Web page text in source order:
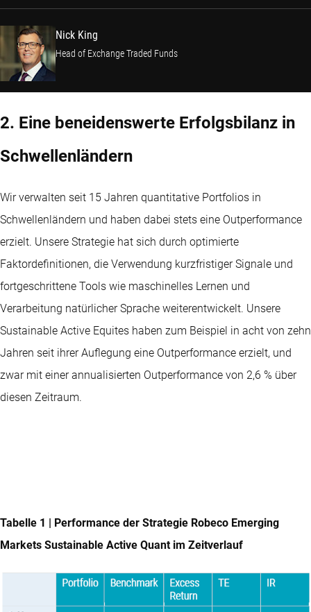
Nick King
Head of Exchange Traded Funds
2. Eine beneidenswerte Erfolgsbilanz in
Schwellenländern
Wir verwalten seit 15 Jahren quantitative Portfolios in
Schwellenländern und haben dabei stets eine Outperformance
erzielt. Unsere Strategie hat sich durch optimierte
Faktordefinitionen, die Verwendung kurzfristiger Signale und
fortgeschrittene Tools wie maschinelles Lernen und
Verarbeitung natürlicher Sprache weiterentwickelt. Unsere
Sustainable Active Equites haben zum Beispiel in acht von zehn
Jahren seit ihrer Auflegung eine Outperformance erzielt, und
zwar mit einer annualisierten Outperformance von 2,6 % über
diesen Zeitraum.
Tabelle 1 | Performance der Strategie Robeco Emerging
Markets Sustainable Active Quant im Zeitverlauf